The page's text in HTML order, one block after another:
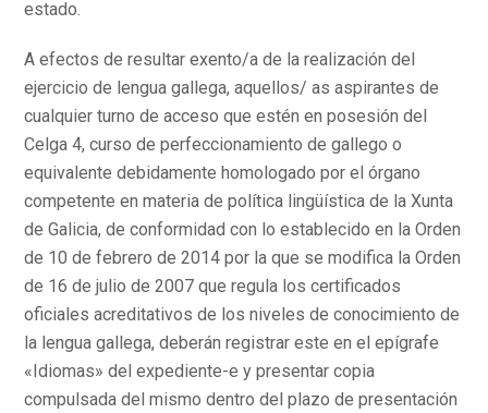
estado.
A efectos de resultar exento/a de la realización del
ejercicio de lengua gallega, aquellos/ as aspirantes de
cualquier turno de acceso que estén en posesión del
Celga 4, curso de perfeccionamiento de gallego o
equivalente debidamente homologado por el órgano
competente en materia de política lingüística de la Xunta
de Galicia, de conformidad con lo establecido en la Orden
de 10 de febrero de 2014 por la que se modifica la Orden
de 16 de julio de 2007 que regula los certificados
oficiales acreditativos de los niveles de conocimiento de
la lengua gallega, deberán registrar este en el epígrafe
«Idiomas» del expediente-e y presentar copia
compulsada del mismo dentro del plazo de presentación